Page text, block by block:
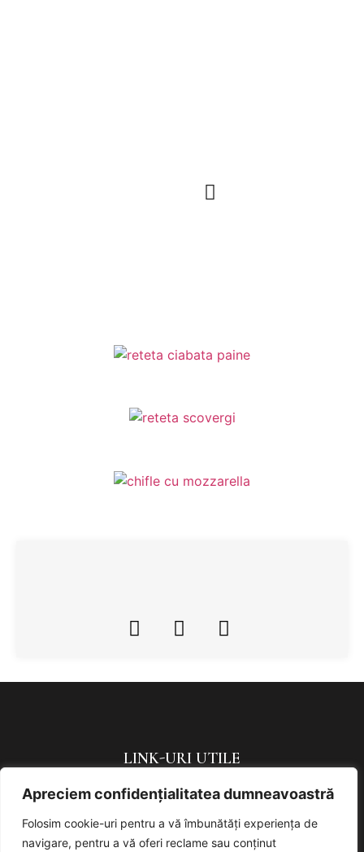
Apreciem confidențialitatea dumneavoastră
Folosim cookie-uri pentru a vă îmbunătăți experiența de
navigare, pentru a vă oferi reclame sau conținut
LINK-URI UTILE
Politica de confidențialitate
Politică de cookies